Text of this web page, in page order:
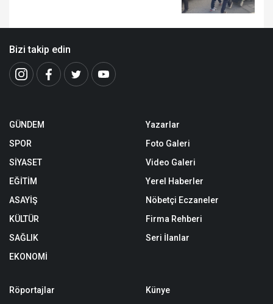
Bizi takip edin
GÜNDEM
SPOR
SİYASET
EĞİTİM
ASAYİŞ
KÜLTÜR
SAĞLIK
EKONOMİ
Yazarlar
Foto Galeri
Video Galeri
Yerel Haberler
Nöbetçi Eczaneler
Firma Rehberi
Seri İlanlar
Röportajlar Künye